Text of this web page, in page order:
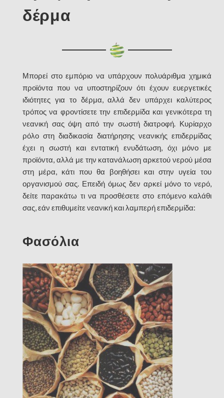
δέρμα
Μπορεί στο εμπόριο να υπάρχουν πολυάριθμα χημικά
προϊόντα που να υποστηρίζουν ότι έχουν ευεργετικές
ιδιότητες για το δέρμα, αλλά δεν υπάρχει καλύτερος
τρόπος να φροντίσετε την επιδερμίδα και γενικότερα τη
νεανική σας όψη από την σωστή διατροφή. Κυρίαρχο
ρόλο στη διαδικασία διατήρησης νεανικής επιδερμίδας
έχει η σωστή και εντατική ενυδάτωση, όχι μόνο με
προϊόντα, αλλά με την κατανάλωση αρκετού νερού μέσα
στη μέρα, κάτι που θα βοηθήσει και στην υγεία του
οργανισμού σας. Επειδή όμως δεν αρκεί μόνο το νερό,
δείτε παρακάτω τι να προσθέσετε στο επόμενο καλάθι
σας, εάν επιθυμείτε νεανική και λαμπερή επιδερμίδα:
Φασόλια